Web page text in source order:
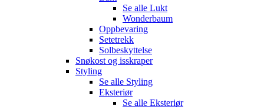
Se alle Lukt
Wonderbaum
Oppbevaring
Setetrekk
Solbeskyttelse
Snøkost og isskraper
Styling
Se alle Styling
Eksteriør
Se alle Eksteriør